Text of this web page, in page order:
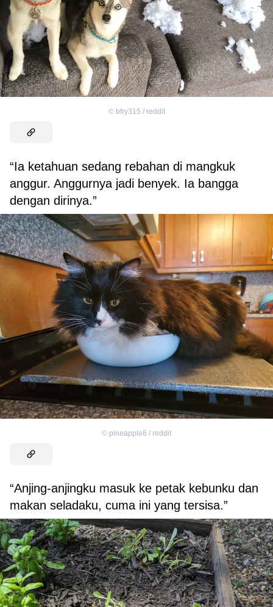
© bfry315 / reddit
“Ia ketahuan sedang rebahan di mangkuk
anggur. Anggurnya jadi benyek. Ia bangga
dengan dirinya.”
© pineapple6 / reddit
“Anjing-anjingku masuk ke petak kebunku dan
makan seladaku, cuma ini yang tersisa.”